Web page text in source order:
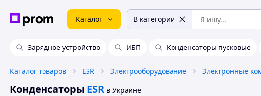
Каталог В категории
Зарядное устройство ИБП Конденсаторы пусковые
Каталог товаров ESR Электрооборудование Электронные
Конденсаторы ESR в Украине